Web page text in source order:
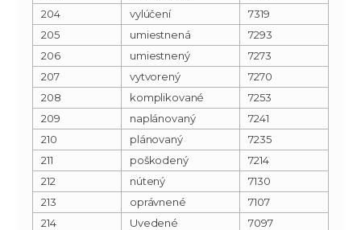
204
vylúčení
7319
205
umiestnená
7293
206
umiestnený
7273
207
vytvorený
7270
208
komplikované
7253
209
naplánovaný
7241
210
plánovaný
7235
211
poškodený
7214
212
nútený
7130
213
oprávnené
7107
214
Uvedené
7097